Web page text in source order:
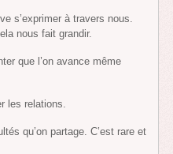
s’exprimer à travers nous.
nous fait grandir.
que l’on avance même
relations.
qu’on partage. C’est rare et